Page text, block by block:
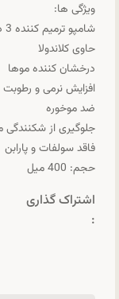
ویژگی ها:
شامپو ترمیم کننده 3 در 1
حاوی کلاندولا
درخشان کننده موها
افزایش نرمی و رطوبت
ضد موخوره
جلوگیری از شکنندگی
فاقد سولفات و پارابن
حجم: 400 میل
اشتراک گذاری
: